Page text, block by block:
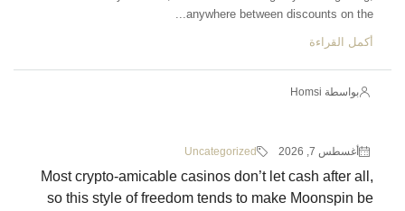
anywhere between discounts on the...
أكمل القراءة
بواسطة Homsi
أغسطس 7, 2026 Uncategorized
Most crypto-amicable casinos don’t let cash after all,
so this style of freedom tends to make Moonspin be